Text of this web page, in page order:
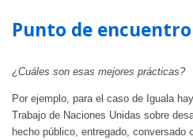
Punto de encuentro
¿Cuáles son esas mejores prácticas?
Por ejemplo, para el caso de Iguala
Trabajo de Naciones Unidas sobre
hecho público, entregado,